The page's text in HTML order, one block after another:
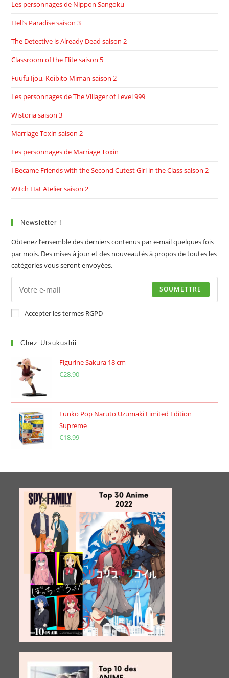
Les personnages de Nippon Sangoku
Hell’s Paradise saison 3
The Detective is Already Dead saison 2
Classroom of the Elite saison 5
Fuufu Ijou, Koibito Miman saison 2
Les personnages de The Villager of Level 999
Wistoria saison 3
Marriage Toxin saison 2
Les personnages de Marriage Toxin
I Became Friends with the Second Cutest Girl in the Class saison 2
Witch Hat Atelier saison 2
Newsletter !
Obtenez l’ensemble des derniers contenus par e-mail quelques fois
par mois. Des mises à jour et des nouveautés à propos de toutes les
catégories vous seront envoyées.
SOUMETTRE
Accepter les termes RGPD
Chez Utsukushii
Figurine Sakura 18 cm
€28.90
Funko Pop Naruto Uzumaki Limited Edition
Supreme
€18.99